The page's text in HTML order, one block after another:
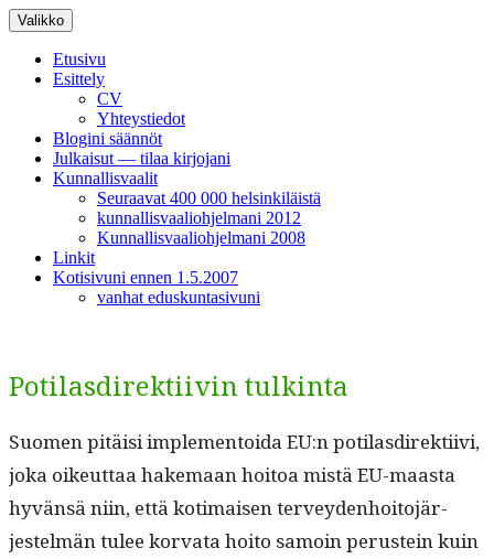
Siirry
sisältöön
Valikko
Etusivu
Esittely
CV
Yhteystiedot
Blogini säännöt
Julkaisut — tilaa kirjojani
Kunnallisvaalit
Seuraavat 400 000 helsinkiläistä
kunnallisvaaliohjelmani 2012
Kunnallisvaaliohjelmani 2008
Linkit
Kotisivuni ennen 1.5.2007
vanhat eduskuntasivuni
Potilasdirektiivin tulkinta
Suomen pitäisi imple­men­toi­da EU:n poti­las­di­rek­ti­ivi,
joka oikeut­taa hake­maan hoitoa mis­tä EU-maas­ta
hyvän­sä niin, että koti­maisen ter­vey­den­hoito­jär­
jestelmän tulee kor­va­ta hoito samoin perustein kuin